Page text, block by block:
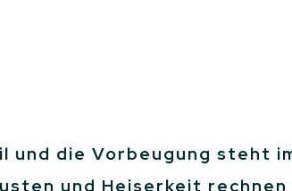
und die Vorbeugung steht
und Heiserkeit rechnen